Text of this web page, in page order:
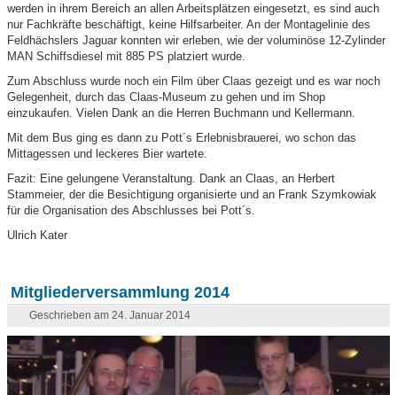
werden in ihrem Bereich an allen Arbeitsplätzen eingesetzt, es sind auch
nur Fachkräfte beschäftigt, keine Hilfsarbeiter. An der Montagelinie des
Feldhächslers Jaguar konnten wir erleben, wie der voluminöse 12-Zylinder
MAN Schiffsdiesel mit 885 PS platziert wurde.
Zum Abschluss wurde noch ein Film über Claas gezeigt und es war noch
Gelegenheit, durch das Claas-Museum zu gehen und im Shop
einzukaufen. Vielen Dank an die Herren Buchmann und Kellermann.
Mit dem Bus ging es dann zu Pott´s Erlebnisbrauerei, wo schon das
Mittagessen und leckeres Bier wartete.
Fazit: Eine gelungene Veranstaltung. Dank an Claas, an Herbert
Stammeier, der die Besichtigung organisierte und an Frank Szymkowiak
für die Organisation des Abschlusses bei Pott´s.
Ulrich Kater
Mitgliederversammlung 2014
Geschrieben am 24. Januar 2014